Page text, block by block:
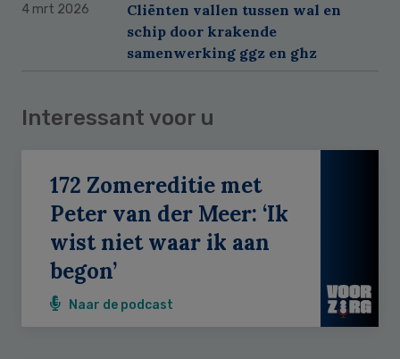
4 mrt 2026
Cliënten vallen tussen wal en
schip door krakende
samenwerking ggz en ghz
Interessant voor u
172 Zomereditie met
Peter van der Meer: ‘Ik
wist niet waar ik aan
begon’
Naar de podcast